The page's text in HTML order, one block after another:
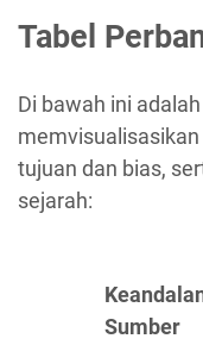
Tabel
Di bawah ini
tujuan dan bias,
sejarah:
Sumber